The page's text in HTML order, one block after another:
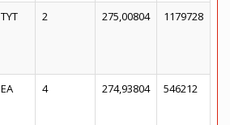
TYT 2 275,00804 1179728
EA 4 274,93804 546212